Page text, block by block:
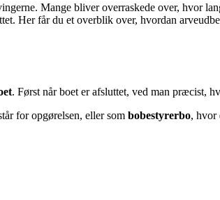
Mange bliver overraskede over, hvor
Her får du et overblik over, hvordan
. Først når boet er afsluttet, ved man præcist,
for opgørelsen, eller som bobestyrerbo, hvor